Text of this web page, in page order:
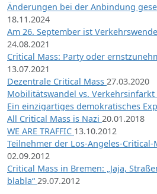
Änderungen bei der Anbindung
18.11.2024
Am 26. September ist
24.08.2021
Critical Mass: Party oder
13.07.2021
Dezentrale Critical Mass 27.03.2020
Mobilitätswandel vs. Verkehrsinfarkt
Ein einzigartiges demokratisches
All Critical Mass is Nazi 20.01.2018
WE ARE TRAFFIC 13.10.2012
Teilnehmer der Los-Angeles-
02.09.2012
Critical Mass in Bremen: „Jaja,
blabla“ 29.07.2012